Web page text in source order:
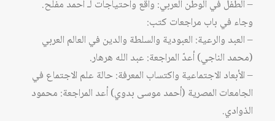
– الطفل في الوطن العربي: واقع واحتياجات لـ أحمد مفلح.
وجاء في باب مراجعات كتب:
– العبد والرعية: العبودية والسلطة والدين في العالم العربي
(محمد الناجي) أعدّ المراجعة: عبد الله هرهار.
– الأبعاد الاجتماعية واكتساب المعرفة: حالة علم الاجتماع في
الجامعات المصرية (أحمد موسى بدوي) أعد المراجعة: محمود
الذوادي.